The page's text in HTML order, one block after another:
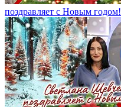
поздравляет с Новым годом!